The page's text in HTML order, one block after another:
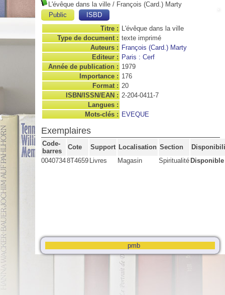
L'évêque dans la ville/ François (Card.) Marty
Public
ISBD
Titre : L'évêque dans la ville
Type de document : texte imprimé
Auteurs : François (Card.) Marty
Editeur : Paris : Cerf
Année de publication : 1979
Importance : 176
Format : 20
ISBN/ISSN/EAN : 2-204-0411-7
Langues :
Mots-clés : EVEQUE
Exemplaires
Code-
barres
Cote Support Localisation Section
00407348T4659 Livres Magasin Spiritualité Disponible
pmb